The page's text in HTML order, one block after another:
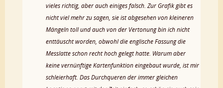
vieles richtig, aber auch einiges falsch. Zur Grafik gibt es
nicht viel mehr zu sagen, sie ist abgesehen von kleineren
Mängeln toll und auch von der Vertonung bin ich nicht
enttäuscht worden, obwohl die englische Fassung die
Messlatte schon recht hoch gelegt hatte. Warum aber
keine vernünftige Kartenfunktion eingebaut wurde, ist mir
schleierhaft. Das Durchqueren der immer gleichen